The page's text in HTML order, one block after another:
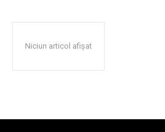
Niciun articol afișat